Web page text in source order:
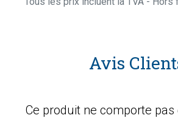
Avis
Ce produit ne comporte pas